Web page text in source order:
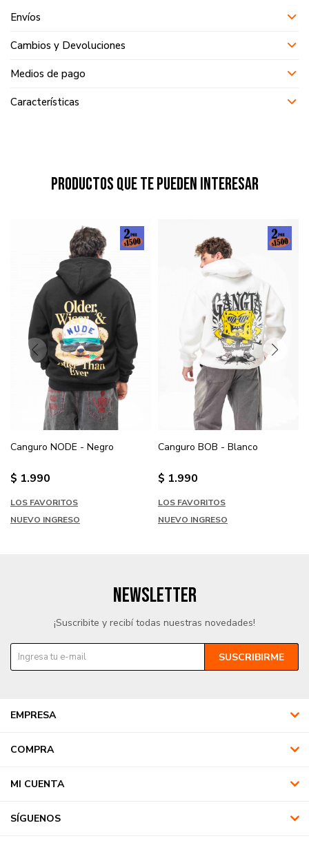
Envíos
Cambios y Devoluciones
Medios de pago
Características
Productos que te pueden interesar
Canguro NODE - Negro
$ 1.990
LOS FAVORITOS
NUEVO INGRESO
Canguro BOB - Blanco
$ 1.990
LOS FAVORITOS
NUEVO INGRESO
EMPRESA
COMPRA
MI CUENTA
SÍGUENOS
NEWSLETTER
¡Suscribite y recibí todas nuestras novedades!
SUSCRIBIRME